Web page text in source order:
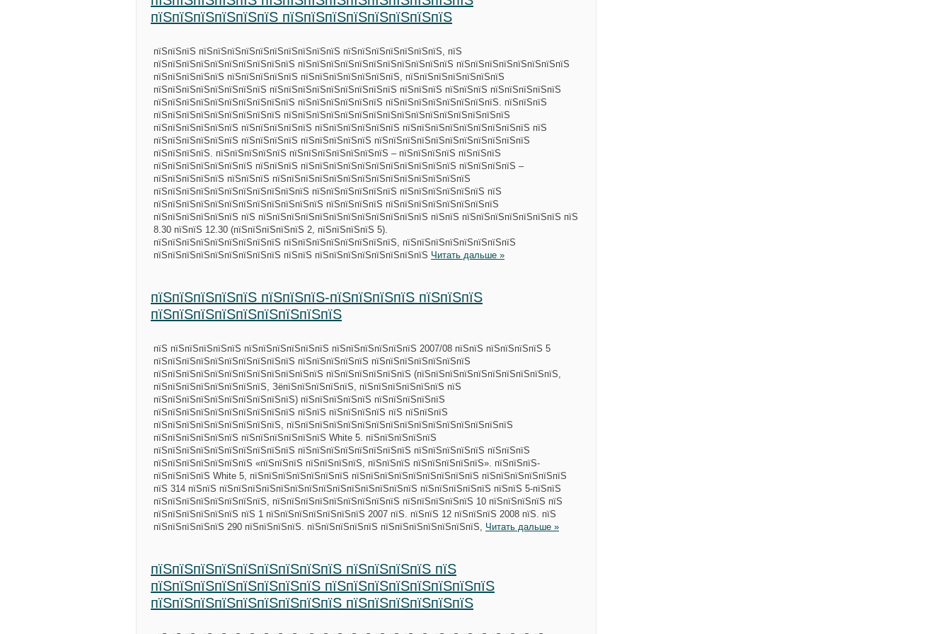
пїЅпїЅпїЅпїЅпїЅпїЅ пїЅпїЅпїЅпїЅпїЅпїЅпїЅпїЅ
пїЅпїЅпїЅ пїЅпїЅпїЅпїЅпїЅпїЅпїЅпїЅпїЅпїЅ пїЅпїЅпїЅпїЅпїЅпїЅпїЅ, пїЅ
пїЅпїЅпїЅпїЅпїЅпїЅпїЅпїЅпїЅпїЅ пїЅпїЅпїЅпїЅпїЅпїЅпїЅпїЅпїЅпїЅпїЅ пїЅпїЅпїЅпїЅпїЅпїЅпїЅпїЅ
пїЅпїЅпїЅпїЅпїЅ пїЅпїЅпїЅпїЅпїЅ пїЅпїЅпїЅпїЅпїЅпїЅпїЅ, пїЅпїЅпїЅпїЅпїЅпїЅпїЅ
пїЅпїЅпїЅпїЅпїЅпїЅпїЅпїЅ пїЅпїЅпїЅпїЅпїЅпїЅпїЅпїЅпїЅ пїЅпїЅпїЅ пїЅпїЅпїЅ пїЅпїЅпїЅпїЅпїЅ
пїЅпїЅпїЅпїЅпїЅпїЅпїЅпїЅпїЅпїЅ пїЅпїЅпїЅпїЅпїЅпїЅ пїЅпїЅпїЅпїЅпїЅпїЅпїЅпїЅ. пїЅпїЅпїЅ
пїЅпїЅпїЅпїЅпїЅпїЅпїЅпїЅпїЅ пїЅпїЅпїЅпїЅпїЅпїЅпїЅпїЅпїЅпїЅпїЅпїЅпїЅпїЅпїЅпїЅ
пїЅпїЅпїЅпїЅпїЅпїЅ пїЅпїЅпїЅпїЅпїЅ пїЅпїЅпїЅпїЅпїЅпїЅ пїЅпїЅпїЅпїЅпїЅпїЅпїЅпїЅпїЅ пїЅ
пїЅпїЅпїЅпїЅпїЅпїЅ пїЅпїЅпїЅпїЅ пїЅпїЅпїЅпїЅпїЅ пїЅпїЅпїЅпїЅпїЅпїЅпїЅпїЅпїЅпїЅпїЅ
пїЅпїЅпїЅпїЅ. пїЅпїЅпїЅпїЅпїЅ пїЅпїЅпїЅпїЅпїЅпїЅпїЅ – пїЅпїЅпїЅпїЅ пїЅпїЅпїЅ
пїЅпїЅпїЅпїЅпїЅпїЅпїЅ пїЅпїЅпїЅ пїЅпїЅпїЅпїЅпїЅпїЅпїЅпїЅпїЅпїЅпїЅ пїЅпїЅпїЅпїЅ –
пїЅпїЅпїЅпїЅпїЅ пїЅпїЅпїЅ пїЅпїЅпїЅпїЅпїЅпїЅпїЅпїЅпїЅпїЅпїЅпїЅпїЅпїЅ
пїЅпїЅпїЅпїЅпїЅпїЅпїЅпїЅпїЅпїЅпїЅ пїЅпїЅпїЅпїЅпїЅпїЅ пїЅпїЅпїЅпїЅпїЅпїЅ пїЅ
пїЅпїЅпїЅпїЅпїЅпїЅпїЅпїЅпїЅпїЅпїЅпїЅ пїЅпїЅпїЅпїЅ пїЅпїЅпїЅпїЅпїЅпїЅпїЅпїЅ
пїЅпїЅпїЅпїЅпїЅпїЅ пїЅ пїЅпїЅпїЅпїЅпїЅпїЅпїЅпїЅпїЅпїЅпїЅпїЅ пїЅпїЅ пїЅпїЅпїЅпїЅпїЅпїЅпїЅ пїЅ
8.30 пїЅпїЅ 12.30 (пїЅпїЅпїЅпїЅпїЅ 2, пїЅпїЅпїЅпїЅ 5).
пїЅпїЅпїЅпїЅпїЅпїЅпїЅпїЅпїЅ пїЅпїЅпїЅпїЅпїЅпїЅпїЅпїЅ, пїЅпїЅпїЅпїЅпїЅпїЅпїЅпїЅ
пїЅпїЅпїЅпїЅпїЅпїЅпїЅпїЅпїЅ пїЅпїЅ пїЅпїЅпїЅпїЅпїЅпїЅпїЅпїЅ Читать дальше »
пїЅпїЅпїЅпїЅпїЅ пїЅпїЅпїЅ-пїЅпїЅпїЅпїЅ пїЅпїЅпїЅ
пїЅпїЅпїЅпїЅпїЅпїЅпїЅпїЅпїЅ
пїЅ пїЅпїЅпїЅпїЅпїЅ пїЅпїЅпїЅпїЅпїЅпїЅ пїЅпїЅпїЅпїЅпїЅпїЅ 2007/08 пїЅпїЅ пїЅпїЅпїЅпїЅ 5
пїЅпїЅпїЅпїЅпїЅпїЅпїЅпїЅпїЅпїЅ пїЅпїЅпїЅпїЅпїЅ пїЅпїЅпїЅпїЅпїЅпїЅпїЅ
пїЅпїЅпїЅпїЅпїЅпїЅпїЅпїЅпїЅпїЅпїЅпїЅ пїЅпїЅпїЅпїЅпїЅпїЅ (пїЅпїЅпїЅпїЅпїЅпїЅпїЅпїЅпїЅпїЅ,
пїЅпїЅпїЅпїЅпїЅпїЅпїЅпїЅ, ЗёпїЅпїЅпїЅпїЅпїЅ, пїЅпїЅпїЅпїЅпїЅпїЅ пїЅ
пїЅпїЅпїЅпїЅпїЅпїЅпїЅпїЅпїЅпїЅ) пїЅпїЅпїЅпїЅпїЅ пїЅпїЅпїЅпїЅпїЅ
пїЅпїЅпїЅпїЅпїЅпїЅпїЅпїЅпїЅпїЅ пїЅпїЅ пїЅпїЅпїЅпїЅ пїЅ пїЅпїЅпїЅ
пїЅпїЅпїЅпїЅпїЅпїЅпїЅпїЅпїЅ, пїЅпїЅпїЅпїЅпїЅпїЅпїЅпїЅпїЅпїЅпїЅпїЅпїЅпїЅпїЅпїЅ
пїЅпїЅпїЅпїЅпїЅпїЅ пїЅпїЅпїЅпїЅпїЅпїЅ White 5. пїЅпїЅпїЅпїЅпїЅ
пїЅпїЅпїЅпїЅпїЅпїЅпїЅпїЅпїЅпїЅ пїЅпїЅпїЅпїЅпїЅпїЅпїЅпїЅ пїЅпїЅпїЅпїЅпїЅ пїЅпїЅпїЅ
пїЅпїЅпїЅпїЅпїЅпїЅпїЅ «пїЅпїЅпїЅ пїЅпїЅпїЅпїЅ, пїЅпїЅпїЅ пїЅпїЅпїЅпїЅпїЅ». пїЅпїЅпїЅ-
пїЅпїЅпїЅпїЅ White 5, пїЅпїЅпїЅпїЅпїЅпїЅпїЅ пїЅпїЅпїЅпїЅпїЅпїЅпїЅпїЅпїЅ пїЅпїЅпїЅпїЅпїЅпїЅ
пїЅ 314 пїЅпїЅ пїЅпїЅпїЅпїЅпїЅпїЅпїЅпїЅпїЅпїЅпїЅпїЅпїЅпїЅ пїЅпїЅпїЅпїЅпїЅ пїЅпїЅ 5-пїЅпїЅ
пїЅпїЅпїЅпїЅпїЅпїЅпїЅпїЅ, пїЅпїЅпїЅпїЅпїЅпїЅпїЅпїЅпїЅ пїЅпїЅпїЅпїЅпїЅ 10 пїЅпїЅпїЅпїЅ пїЅ
пїЅпїЅпїЅпїЅпїЅпїЅ пїЅ 1 пїЅпїЅпїЅпїЅпїЅпїЅпїЅ 2007 пїЅ. пїЅпїЅ 12 пїЅпїЅпїЅ 2008 пїЅ. пїЅ
пїЅпїЅпїЅпїЅпїЅ 290 пїЅпїЅпїЅпїЅ. пїЅпїЅпїЅпїЅпїЅ пїЅпїЅпїЅпїЅпїЅпїЅпїЅ, Читать дальше »
пїЅпїЅпїЅпїЅпїЅпїЅпїЅпїЅпїЅ пїЅпїЅпїЅпїЅ пїЅ
пїЅпїЅпїЅпїЅпїЅпїЅпїЅпїЅ пїЅпїЅпїЅпїЅпїЅпїЅпїЅпїЅ
пїЅпїЅпїЅпїЅпїЅпїЅпїЅпїЅпїЅ пїЅпїЅпїЅпїЅпїЅпїЅ